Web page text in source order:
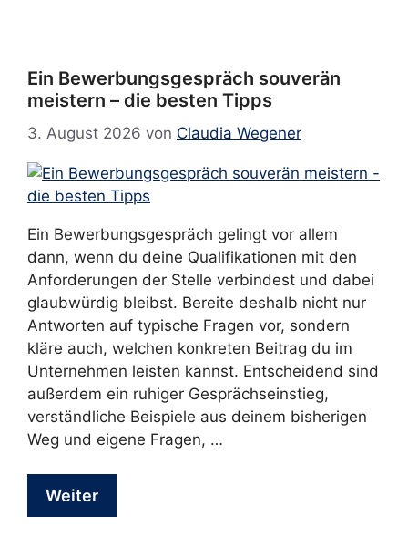
Ein Bewerbungsgespräch souverän
meistern – die besten Tipps
3. August 2026 von Claudia Wegener
Ein Bewerbungsgespräch gelingt vor allem
dann, wenn du deine Qualifikationen mit den
Anforderungen der Stelle verbindest und dabei
glaubwürdig bleibst. Bereite deshalb nicht nur
Antworten auf typische Fragen vor, sondern
kläre auch, welchen konkreten Beitrag du im
Unternehmen leisten kannst. Entscheidend sind
außerdem ein ruhiger Gesprächseinstieg,
verständliche Beispiele aus deinem bisherigen
Weg und eigene Fragen, …
Weiter